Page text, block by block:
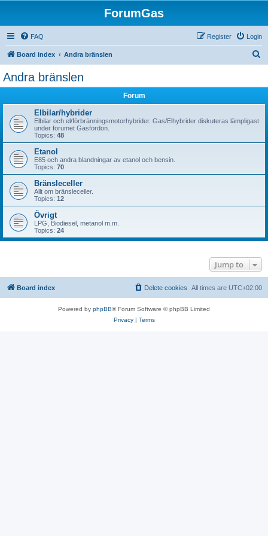
ForumGas
FAQ Login
Register
Board index Andra bränslen
Andra bränslen
Forum
Elbilar/hybrider
Elbilar och el/förbränningsmotorhybrider. Gas/Elhybrider diskuteras lämpligast
under forumet Gasfordon.
Topics: 48
Etanol
E85 och andra blandningar av etanol och bensin.
Topics: 70
Bränsleceller
Allt om bränsleceller.
Topics: 12
Övrigt
LPG, Biodiesel, metanol m.m.
Topics: 24
Jump to
Board index All times are UTC+02:00
Delete cookies
Powered by phpBB® Forum Software © phpBB Limited
Privacy| Terms